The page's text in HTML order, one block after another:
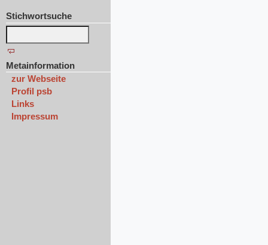
Stichwortsuche
Metainformation
zur Webseite
Profil psb
Links
Impressum